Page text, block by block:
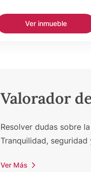
Ver inmueble
Valorador
Resolver dudas sobre
Tranquilidad,
Ver Más